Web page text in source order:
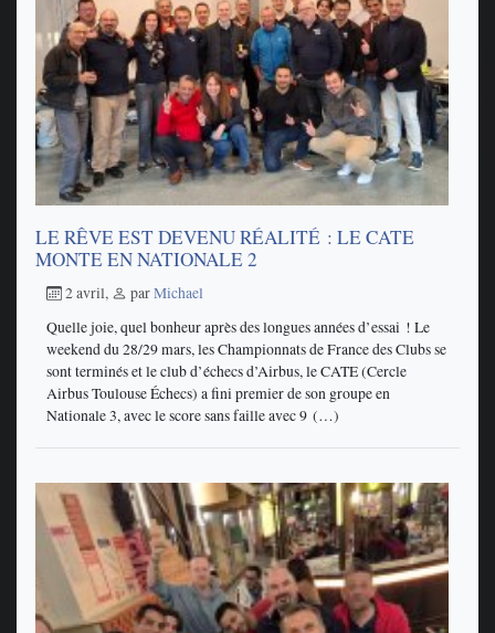
LE RÊVE EST DEVENU RÉALITÉ : LE CATE
MONTE EN NATIONALE 2
2 avril, parMichael
Quelle joie, quel bonheur après des longues années d’essai ! Le
weekend du 28/29 mars, les Championnats de France des Clubs se
sont terminés et le club d’échecs d’Airbus, le CATE (Cercle
Airbus Toulouse Échecs) a fini premier de son groupe en
Nationale 3, avec le score sans faille avec 9 (…)